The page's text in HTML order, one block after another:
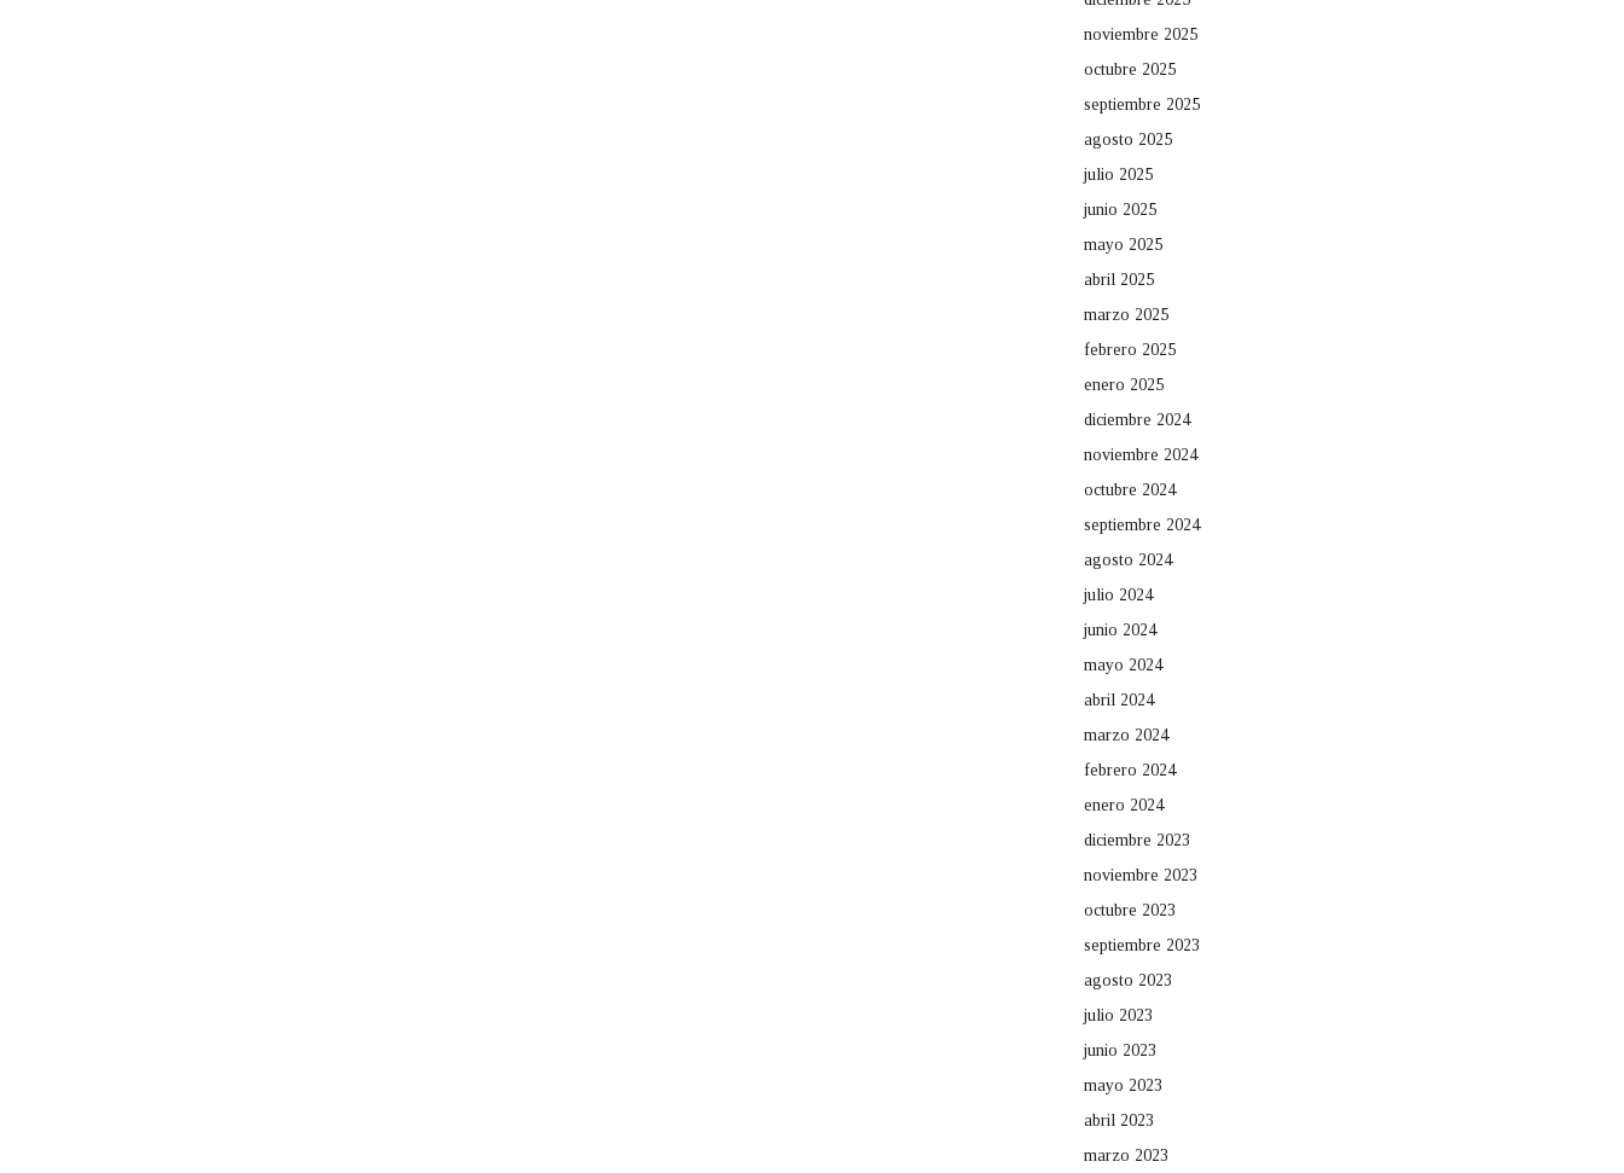
noviembre 2025
octubre 2025
septiembre 2025
agosto 2025
julio 2025
junio 2025
mayo 2025
abril 2025
marzo 2025
febrero 2025
enero 2025
diciembre 2024
noviembre 2024
octubre 2024
septiembre 2024
agosto 2024
julio 2024
junio 2024
mayo 2024
abril 2024
marzo 2024
febrero 2024
enero 2024
diciembre 2023
noviembre 2023
octubre 2023
septiembre 2023
agosto 2023
julio 2023
junio 2023
mayo 2023
abril 2023
marzo 2023